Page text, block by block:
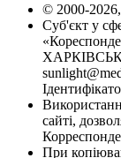
© 2000-
Суб'єкт у
сайті,
При